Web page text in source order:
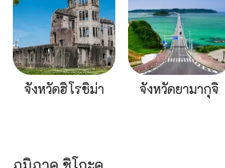
จังหวัดฮิโรชิม่า จังหวัดยามากุจิ